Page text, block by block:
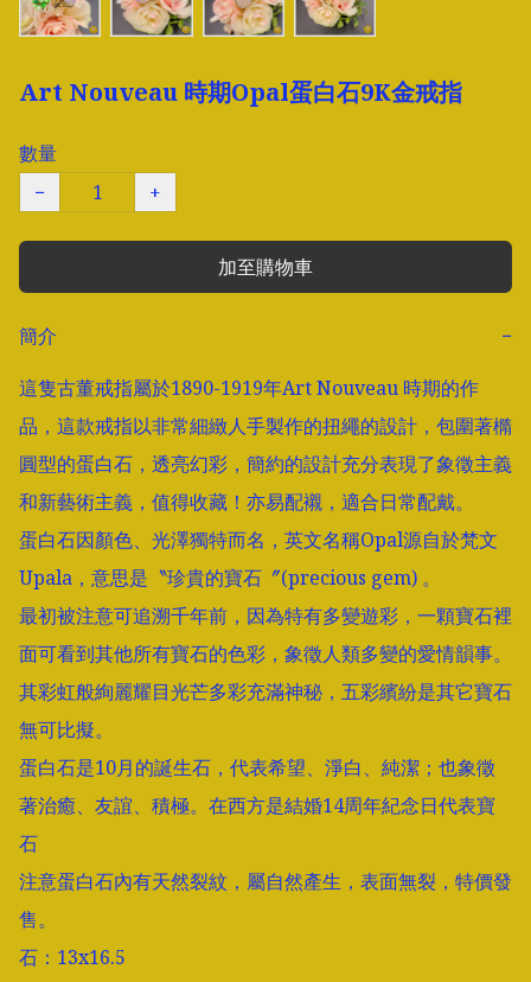
Art Nouveau 時期Opal蛋白石9K金戒指
數量
−
+
加至購物車
簡介
−
這隻古董戒指屬於1890-1919年Art Nouveau 時期的作
品，這款戒指以非常細緻人手製作的扭繩的設計，包圍著橢
圓型的蛋白石，透亮幻彩，簡約的設計充分表現了象徵主義
和新藝術主義，值得收藏！亦易配襯，適合日常配戴。
蛋白石因顏色、光澤獨特而名，英文名稱Opal源自於梵文
Upala，意思是〝珍貴的寶石〞(precious gem) 。
最初被注意可追溯千年前，因為特有多變遊彩，一顆寶石裡
面可看到其他所有寶石的色彩，象徵人類多變的愛情韻事。
其彩虹般絢麗耀目光芒多彩充滿神秘，五彩繽紛是其它寶石
無可比擬。
蛋白石是10月的誕生石，代表希望、淨白、純潔；也象徵
著治癒、友誼、積極。在西方是結婚14周年紀念日代表寶
石
注意蛋白石內有天然裂紋，屬自然產生，表面無裂，特價發
售。
石：13x16.5